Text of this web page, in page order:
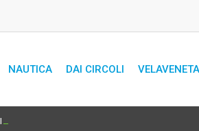
NAUTICA DAI CIRCOLI
l’8 e 9 agosto